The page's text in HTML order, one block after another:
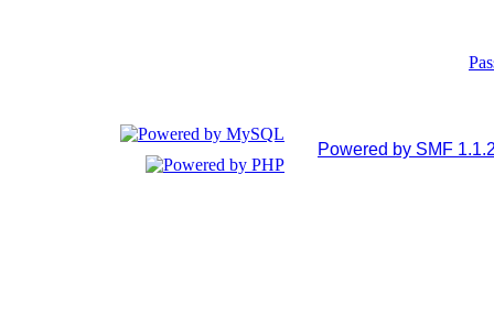
Powered by SMF